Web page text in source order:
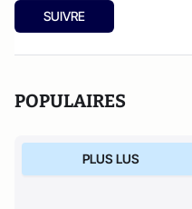
d’études spécialisé en
psychiatrie et
Editions Plon estRéveillez
SUIVRE
POPULAIRES
PLUS LUS